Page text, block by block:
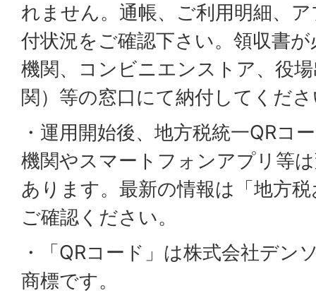
れません。通帳、ご利用明細、
付状況をご確認下さい。領収書
機関、コンビニエンストア、役
関）等の窓口にて納付してくだ
・運用開始後、地方税統一QRコ
機関やスマートフォンアプリ等
あります。最新の情報は「地方
ご確認ください。
・「QRコード」は株式会社デン
商標です。